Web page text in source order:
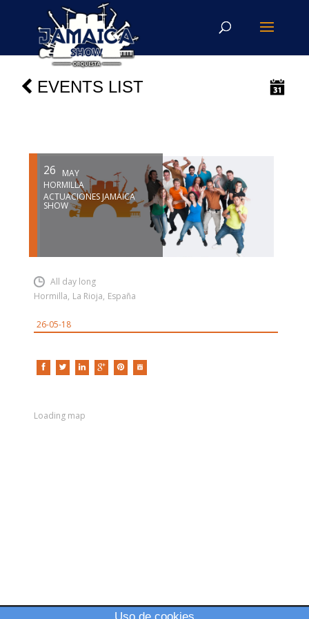
EVENTS LIST
26
MAY
HORMILLA
ACTUACIONES JAMAICA
SHOW
All day long
Hormilla, La Rioja, España
26-05-18
Loading map